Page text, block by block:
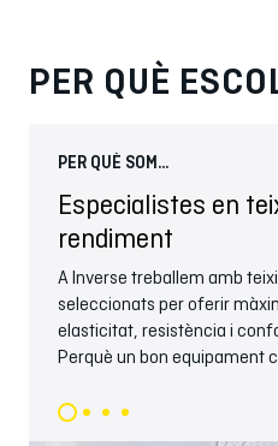
PER QUÈ
PER QUÈ SOM...
Especialistes en
rendiment
A Inverse treballem amb
seleccionats per oferir
elasticitat, resistència i
Perquè un bon equipament